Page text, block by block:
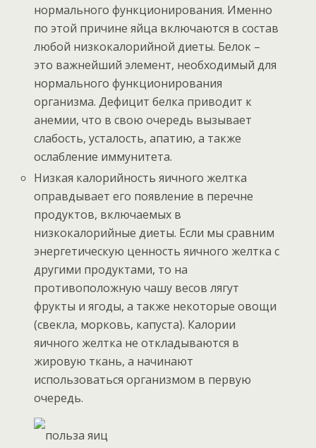
нормального функционирования. Именно
по этой причине яйца включаются в состав
любой низкокалорийной диеты. Белок –
это важнейший элемент, необходимый для
нормального функционирования
организма. Дефицит белка приводит к
анемии, что в свою очередь вызывает
слабость, усталость, апатию, а также
ослабление иммунитета.
Низкая калорийность яичного желтка
оправдывает его появление в перечне
продуктов, включаемых в
низкокалорийные диеты. Если мы сравним
энергетическую ценность яичного желтка с
другими продуктами, то на
противоположную чашу весов лягут
фрукты и ягоды, а также некоторые овощи
(свекла, морковь, капуста). Калории
яичного желтка не откладываются в
жировую ткань, а начинают
использоваться организмом в первую
очередь.
польза яиц